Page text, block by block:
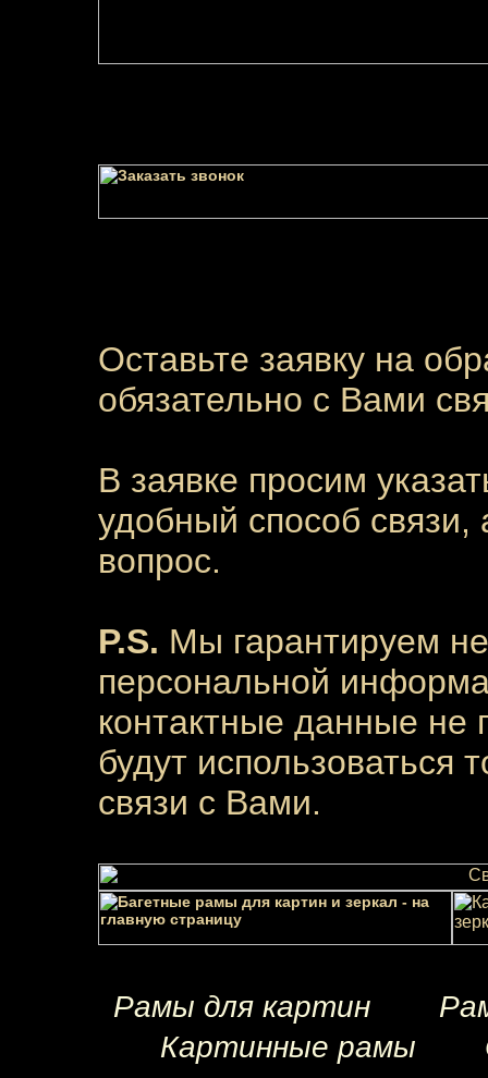
Оставьте заявку на
обязательно с Вами
В заявке просим
удобный способ
вопрос.
P.S. Мы гарантируем
персональной
контактные данные не
будут использоваться
связи с Вами.
Рамы для картин
Картинные рамы